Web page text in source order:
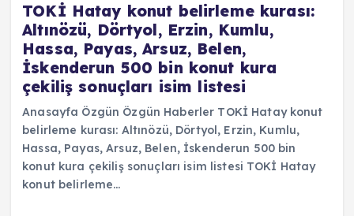
TOKİ Hatay konut belirleme kurası:
Altınözü, Dörtyol, Erzin, Kumlu,
Hassa, Payas, Arsuz, Belen,
İskenderun 500 bin konut kura
çekiliş sonuçları isim listesi
Anasayfa Özgün Özgün Haberler TOKİ Hatay konut
belirleme kurası: Altınözü, Dörtyol, Erzin, Kumlu,
Hassa, Payas, Arsuz, Belen, İskenderun 500 bin
konut kura çekiliş sonuçları isim listesi TOKİ Hatay
konut belirleme…